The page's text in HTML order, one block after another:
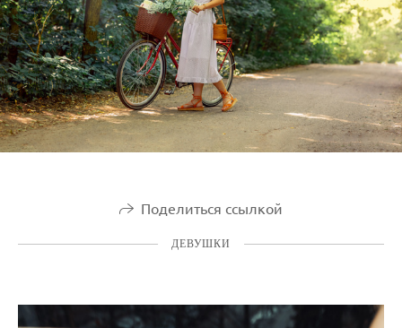
Поделиться ссылкой
ДЕВУШКИ